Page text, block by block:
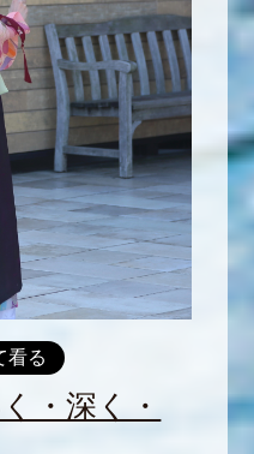
看る
・深く・